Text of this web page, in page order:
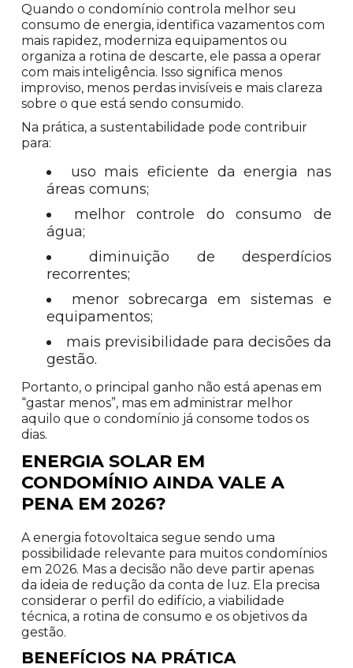
Quando o condomínio controla melhor seu
consumo de energia, identifica vazamentos com
mais rapidez, moderniza equipamentos ou
organiza a rotina de descarte, ele passa a operar
com mais inteligência. Isso significa menos
improviso, menos perdas invisíveis e mais clareza
sobre o que está sendo consumido.
Na prática, a sustentabilidade pode contribuir
para:
uso mais eficiente da energia nas
áreas comuns;
melhor controle do consumo de
água;
diminuição de desperdícios
recorrentes;
menor sobrecarga em sistemas e
equipamentos;
mais previsibilidade para decisões da
gestão.
Portanto, o principal ganho não está apenas em
“gastar menos”, mas em administrar melhor
aquilo que o condomínio já consome todos os
dias.
ENERGIA SOLAR EM
CONDOMÍNIO AINDA VALE A
PENA EM 2026?
A energia fotovoltaica segue sendo uma
possibilidade relevante para muitos condomínios
em 2026. Mas a decisão não deve partir apenas
da ideia de redução da conta de luz. Ela precisa
considerar o perfil do edifício, a viabilidade
técnica, a rotina de consumo e os objetivos da
gestão.
BENEFÍCIOS NA PRÁTICA